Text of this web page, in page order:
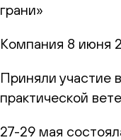
грани»
Компания 8 июня
Приняли участие
практической
27-29 мая